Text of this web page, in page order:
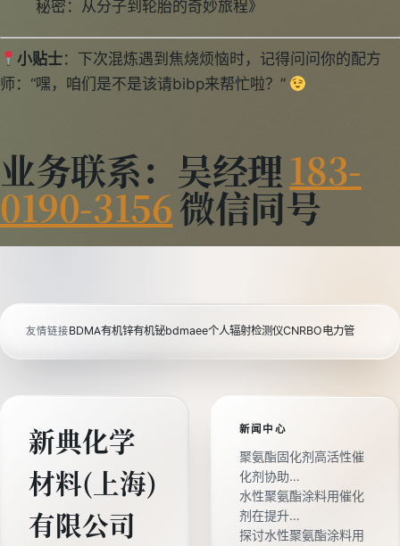
秘密：从分子到轮胎的奇妙旅程》
小贴士：下次混炼遇到焦烧烦恼时，记得问问你的配方
师：“嘿，咱们是不是该请bibp来帮忙啦？”
业务联系：吴经理 183-
0190-3156 微信同号
友情链接BDMA有机锌有机铋bdmaee个人辐射检测仪CNRBO电力管
新典化学
材料(上海)
有限公司
新闻中心
聚氨酯固化剂高活性催
化剂协助…
水性聚氨酯涂料用催化
剂在提升…
探讨水性聚氨酯涂料用